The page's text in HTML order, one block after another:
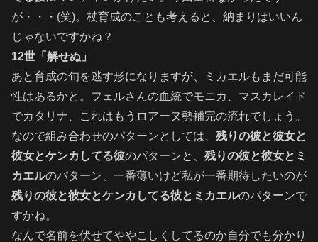
が・・・(笑)。杖育成のことも考えると、納まりはいいん
じゃないですかね？
12世「解せぬ」
あと育成の旬を逃す形になりますが、ミカエルもまだ可能
性はあるかと。フェルさんの血統でモニカ、マスカレイド
でカタリナ、これはもうロアーヌ勢補完の流れでしょう。
なので組み合わせのパターンとしては、 残りの彼と彼女と
彼女とケンカしてる彼のパターンと、 残りの彼と彼女とミ
カエルのパターン、一番薄いけど私が一番期待したいのが
残りの彼と彼女とケンカしてる彼とミカエルのパターンで
すかね。
なんで名前を伏せてややこしくしてるのか自分でも分かり